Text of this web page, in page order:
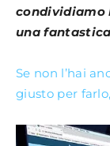
condividiamo
una
Se non l’hai
giusto per